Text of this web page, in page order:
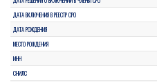
ДАТА ВКЛЮЧЕНИЯ В РЕЕСТР СРО
ДАТА РОЖДЕНИЯ
МЕСТО РОЖДЕНИЯ
ИНН
СНИЛС